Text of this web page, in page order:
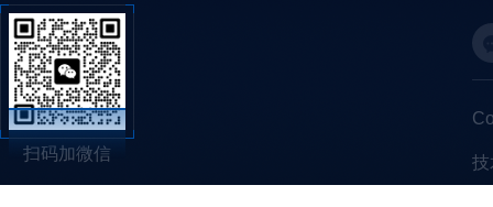
扫码加微信 技